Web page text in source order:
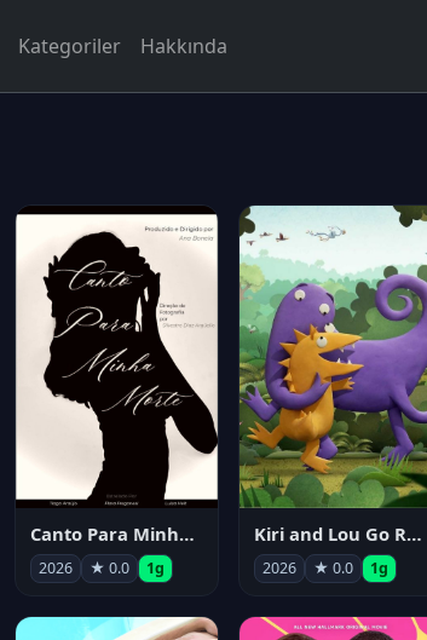
Kategoriler Hakkında
Canto Para Minha Morte
2026 ★ 0.0 1g
Kiri and Lou Go Raaa!
2026 ★ 0.0 1g